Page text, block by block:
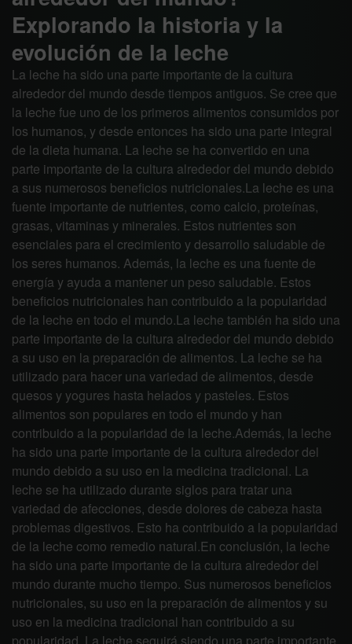
Explorando la historia y la
evolución de la leche
La leche ha sido una parte importante de la cultura
alrededor del mundo desde tiempos antiguos. Se cree que
la leche fue uno de los primeros alimentos consumidos por
los humanos, y desde entonces ha sido una parte integral
de la dieta humana. La leche se ha convertido en una
parte importante de la cultura alrededor del mundo debido
a sus numerosos beneficios nutricionales.La leche es una
fuente importante de nutrientes, como calcio, proteínas,
grasas, vitaminas y minerales. Estos nutrientes son
esenciales para el crecimiento y desarrollo saludable de
los seres humanos. Además, la leche es una fuente de
energía y ayuda a mantener un peso saludable. Estos
beneficios nutricionales han contribuido a la popularidad
de la leche en todo el mundo.La leche también ha sido una
parte importante de la cultura alrededor del mundo debido
a su uso en la preparación de alimentos. La leche se ha
utilizado para hacer una variedad de alimentos, desde
quesos y yogures hasta helados y pasteles. Estos
alimentos son populares en todo el mundo y han
contribuido a la popularidad de la leche.Además, la leche
ha sido una parte importante de la cultura alrededor del
mundo debido a su uso en la medicina tradicional. La
leche se ha utilizado durante siglos para tratar una
variedad de afecciones, desde dolores de cabeza hasta
problemas digestivos. Esto ha contribuido a la popularidad
de la leche como remedio natural.En conclusión, la leche
ha sido una parte importante de la cultura alrededor del
mundo durante mucho tiempo. Sus numerosos beneficios
nutricionales, su uso en la preparación de alimentos y su
uso en la medicina tradicional han contribuido a su